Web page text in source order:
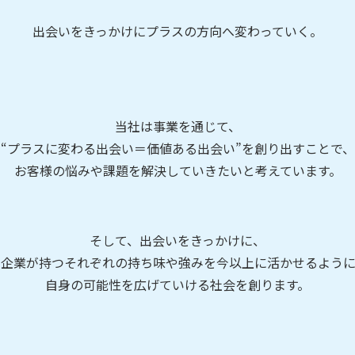
出会いをきっかけにプラスの方向へ変わっていく。
当社は事業を通じて、
“プラスに変わる出会い＝価値ある出会い”を創り出すことで、
お客様の悩みや課題を解決していきたいと考えています。
そして、出会いをきっかけに、
業が持つそれぞれの持ち味や強みを今以上に活かせるよう
自身の可能性を広げていける社会を創ります。